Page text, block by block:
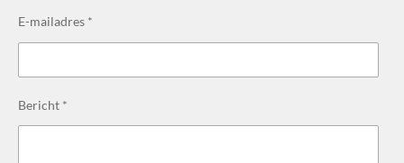
E-mailadres *
Bericht *